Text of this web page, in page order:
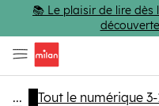
Passer au contenu
📚 Le plaisir de lire dès
...
Tout le numérique 3-